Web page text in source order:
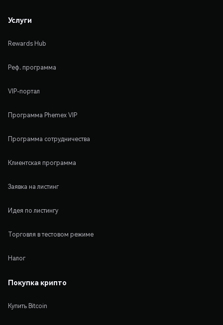
Услуги
Rewards Hub
Реф. программа
VIP-портал
Программа Phemex VIP
Программа сотрудничества
Клиентская программа
Заявка на листинг
Идея по листингу
Торговля в тестовом режиме
Налог
Покупка крипто
Купить Bitcoin